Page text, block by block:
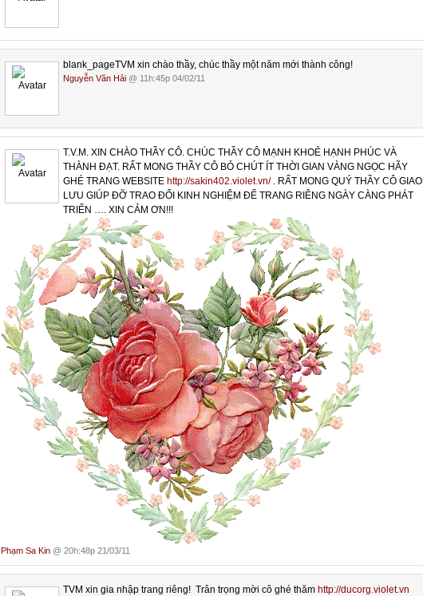
blank_pageTVM xin chào thầy, chúc thầy một năm mới thành công!
Nguyễn Văn Hải @ 11h:45p 04/02/11
T.V.M. XIN CHÀO THẦY CÔ. CHÚC THẦY CÔ MẠNH KHOẺ HẠNH PHÚC VÀ
THÀNH ĐẠT. RẤT MONG THẦY CÔ BỎ CHÚT ÍT THỜI GIAN VÀNG NGỌC HÃY
GHÉ TRANG WEBSITE http://sakin402.violet.vn/. RẤT MONG QUÝ THẦY CÔ GIAO
LƯU GIÚP ĐỠ TRAO ĐỔI KINH NGHIỆM ĐỂ TRANG RIÊNG NGÀY CÀNG PHÁT
TRIỂN …. XIN CẢM ƠN!!!
Phạm Sa Kin @ 20h:48p 21/03/11
TVM xin gia nhập trang riêng! Trân trọng mời cô ghé thăm http://ducorg.violet.vn